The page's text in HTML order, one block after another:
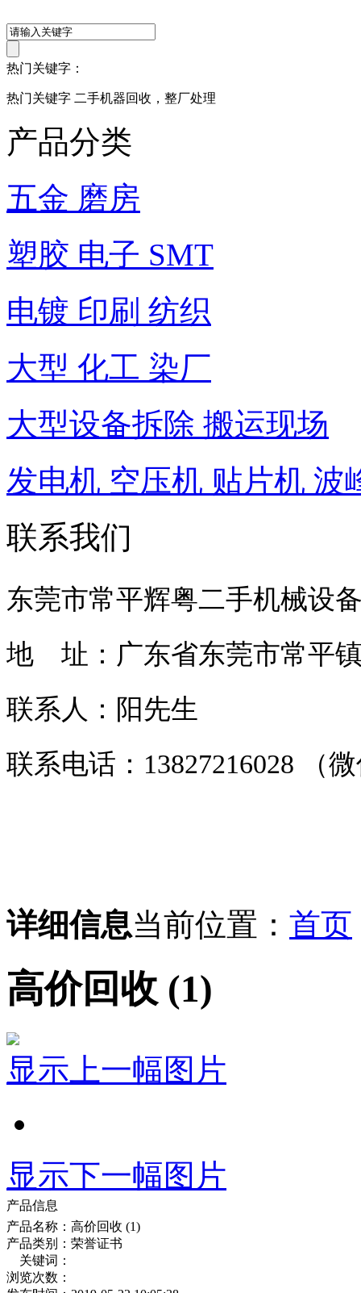
热门关键字：
热门关键字 二手机器回收，整厂处理
产品分类
五金 磨房
塑胶 电子 SMT
电镀 印刷 纺织
大型 化工 染厂
大型设备拆除 搬运现场
发电机 空压机 贴片机 波
联系我们
东莞市常平辉粤二手机械设
地 址：广东省东莞市常平
联系人：阳先生
联系电话：13827216028 （
详细信息当前位置： 首页
高价回收 (1)
显示上一幅图片
显示下一幅图片
产品信息
产品名称： 高价回收 (1)
产品类别： 荣誉证书
关键词：
浏览次数：